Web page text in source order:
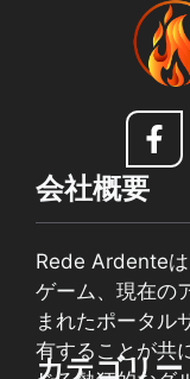
会社概要
Rede Ardenteは
ゲーム、現在の
まれたポータル
有することが共
カテゴリー